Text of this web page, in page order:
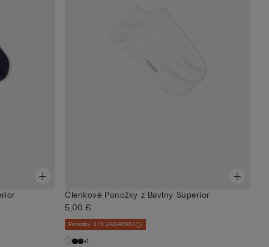
Členkové Ponožky z Bavlny Superior
5,00 €
Ponožky 3+3 ZADARMO
+1